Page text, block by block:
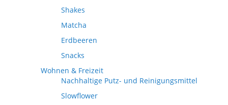
Shakes
Matcha
Erdbeeren
Snacks
Wohnen & Freizeit
Nachhaltige Putz- und Reinigungsmittel
Slowflower